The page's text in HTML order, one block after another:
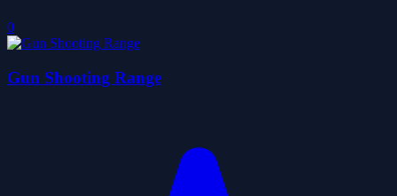
0
Gun Shooting Range